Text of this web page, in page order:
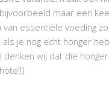
maar een
essentiële voeding
je nog echt honger
denken wij dat die